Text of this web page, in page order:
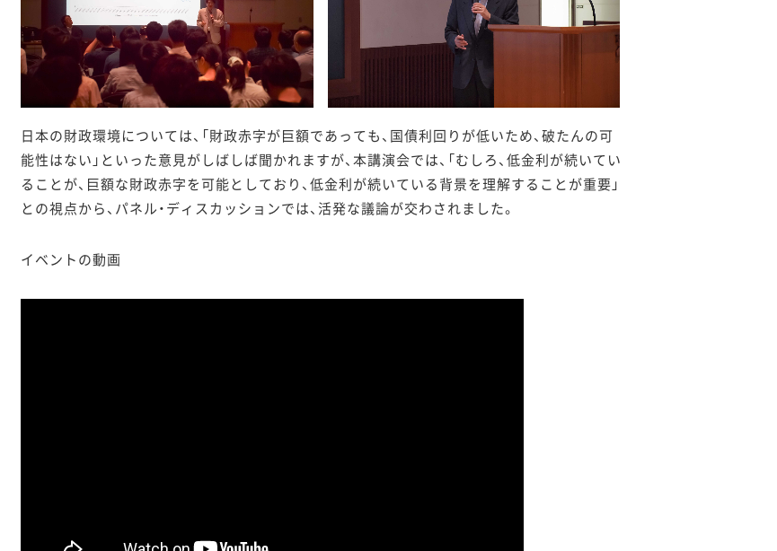
日本の財政環境については、「財政赤字が巨額であっても、国債利回りが低いため、破たんの可
能性はない」といった意見がしばしば聞かれますが、本講演会では、「むしろ、低金利が続いてい
ることが、巨額な財政赤字を可能としており、低金利が続いている背景を理解することが重要」
との視点から、パネル・ディスカッションでは、活発な議論が交わされました。
イベントの動画